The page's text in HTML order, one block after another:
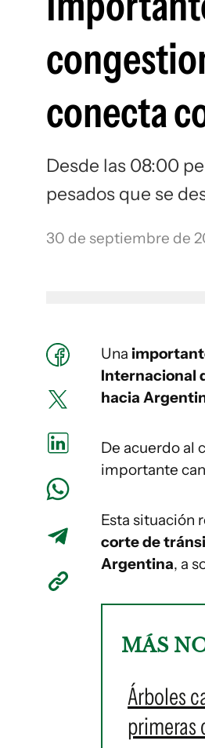
conecta
Desde las 08:00
pesados que se
30 de septiembre de
Una
Internacional
hacia
De acuerdo al
importante
Esta situación
corte de
Argentina, a
MÁS
Árboles
primeras